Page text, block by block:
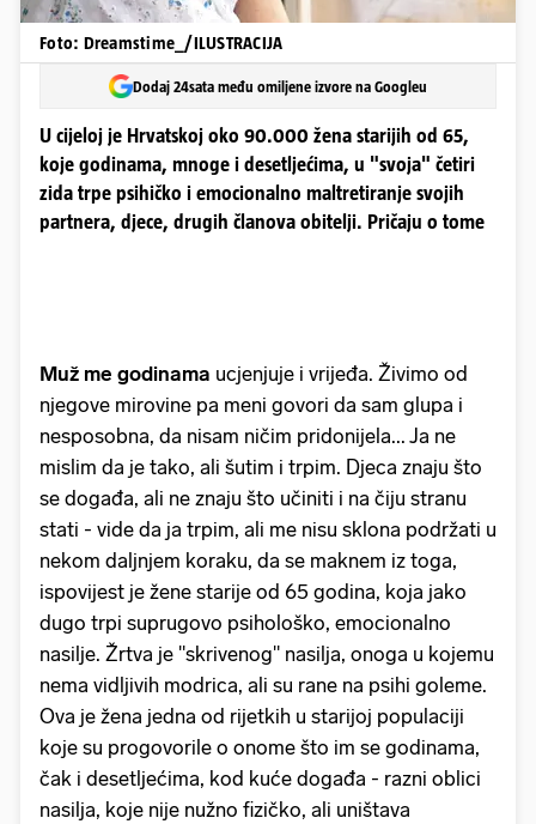
Foto: Dreamstime_/ILUSTRACIJA
Dodaj 24sata među omiljene izvore na Googleu
U cijeloj je Hrvatskoj oko 90.000 žena starijih od 65,
koje godinama, mnoge i desetljećima, u "svoja" četiri
zida trpe psihičko i emocionalno maltretiranje svojih
partnera, djece, drugih članova obitelji. Pričaju o tome
Muž me godinama ucjenjuje i vrijeđa. Živimo od
njegove mirovine pa meni govori da sam glupa i
nesposobna, da nisam ničim pridonijela... Ja ne
mislim da je tako, ali šutim i trpim. Djeca znaju što
se događa, ali ne znaju što učiniti i na čiju stranu
stati - vide da ja trpim, ali me nisu sklona podržati u
nekom daljnjem koraku, da se maknem iz toga,
ispovijest je žene starije od 65 godina, koja jako
dugo trpi suprugovo psihološko, emocionalno
nasilje. Žrtva je "skrivenog" nasilja, onoga u kojemu
nema vidljivih modrica, ali su rane na psihi goleme.
Ova je žena jedna od rijetkih u starijoj populaciji
koje su progovorile o onome što im se godinama,
čak i desetljećima, kod kuće događa - razni oblici
nasilja, koje nije nužno fizičko, ali uništava